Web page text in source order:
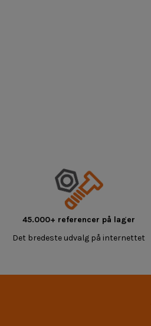
45.000+ referencer på lager
Det bredeste udvalg på internettet